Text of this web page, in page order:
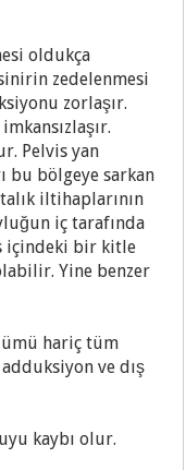
oldukça
zedelenmesi
zorlaşır.
Pelvis yan
bu bölgeye sarkan
iltihaplarının
iç tarafında
içindeki bir kitle
Yine benzer
hariç tüm
ve dış
kaybı olur.